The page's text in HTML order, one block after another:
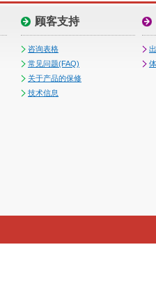
顾客支持
咨询表格
常见问题(FAQ)
关于产品的保修
技术信息